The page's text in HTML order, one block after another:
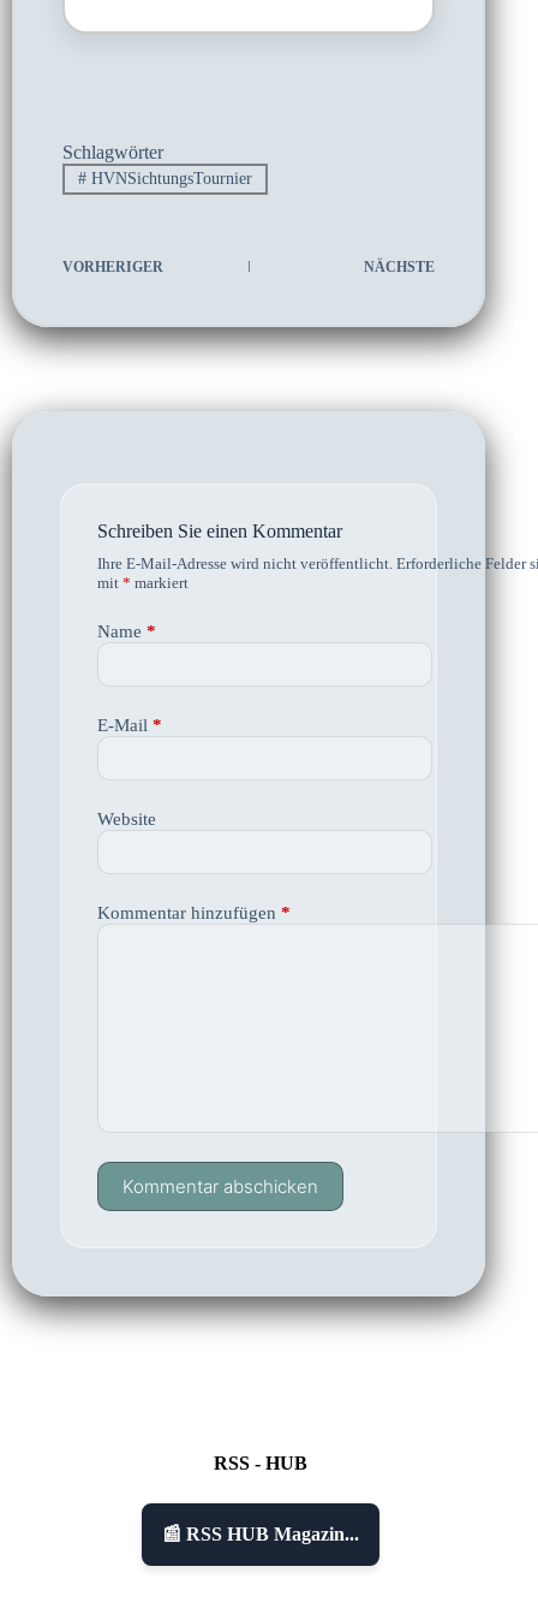
Schlagwörter
#HVNSichtungsTournier
VORHERIGER NÄCHSTE
Schreiben Sie einen Kommentar
Ihre E-Mail-Adresse wird nicht veröffentlicht. Erforderliche Felder
mit * markiert
Name *
E-Mail *
Website
Kommentar hinzufügen *
Kommentar abschicken
RSS - HUB
📰 RSS HUB Magazin...